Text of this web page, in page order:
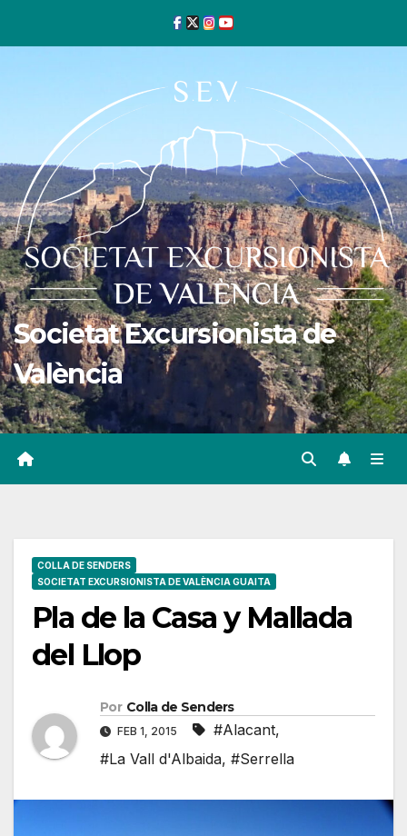
Societat Excursionista de
València
COLLA DE SENDERS
SOCIETAT EXCURSIONISTA DE VALÈNCIA GUAITA
Pla de la Casa y Mallada
del Llop
Por Colla de Senders
FEB 1, 2015 #Alacant,
#La Vall d'Albaida, #Serrella